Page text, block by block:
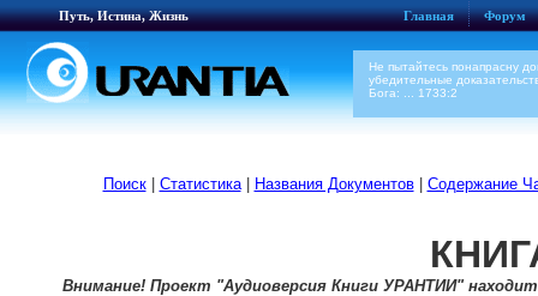
Путь, Истина, Жизнь Главная Форум
Не пытайтесь понапрасну
убедительные
Бога: ... 1733:2
Поиск| Статистика| Названия Документов| Содержание
Внимание! Проект "Аудиоверсия Книги УРАНТИИ"